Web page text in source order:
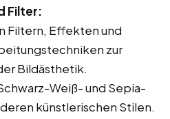
Filter:
Filtern, Effekten und
zur
Bildästhetik.
Weiß- und Sepia-
künstlerischen Stilen.